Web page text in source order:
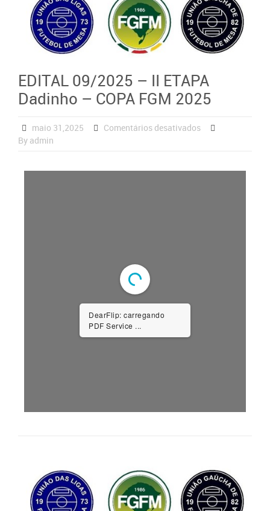
EDITAL 09/2025 – II ETAPA
Dadinho – COPA FGM 2025
maio 31,2025
Comentários desativados
By admin
DearFlip: carregando
PDF Service ...